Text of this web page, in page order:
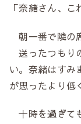
「奈緒さん、こ
朝一番で隣の
送ったつもり
い。奈緒はすみ
が思ったより低
十時を過ぎて